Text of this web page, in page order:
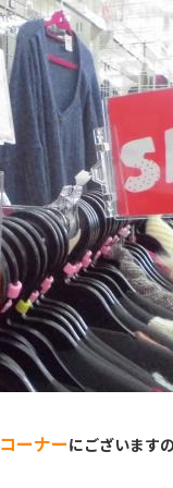
コーナーにございます